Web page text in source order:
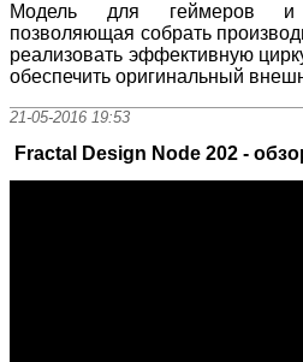
Модель для геймеров и
позволяющая собрать
реализовать эффективную
обеспечить оригинальный
21-05-2016 19:53
Fractal Design Node 202 -